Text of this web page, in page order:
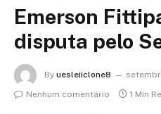
Emerson
disputa pelo
By uesleiiclone8
Nenhum comentário
1 Min